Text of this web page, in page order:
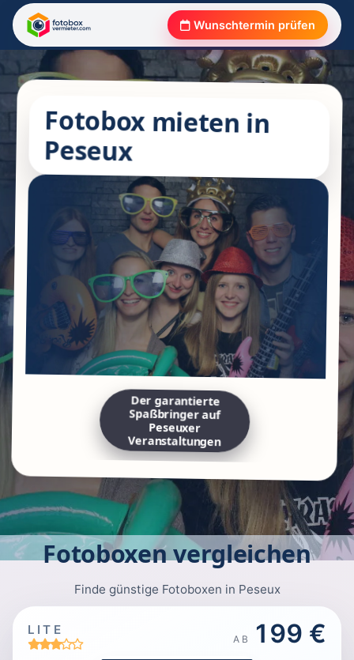
Wunschtermin prüfen
Fotobox mieten in
Peseux
Der garantierte
Spaßbringer auf
Peseuxer
Veranstaltungen
Fotoboxen vergleichen
Finde günstige Fotoboxen in Peseux
LITE
AB 199 €